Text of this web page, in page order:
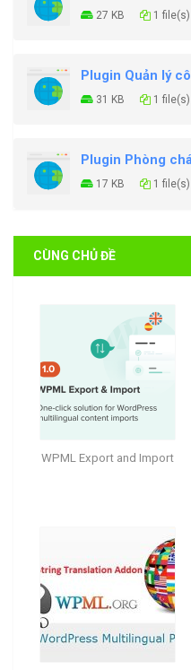
27 KB 1 file(s)
Plugin Quản lý
31 KB 1 file(s)
Plugin Phòng
17 KB 1 file(s)
CÙNG CHỦ ĐỀ
WPML Export and Import